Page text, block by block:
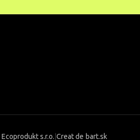
s.r.o. Creat de bart.sk